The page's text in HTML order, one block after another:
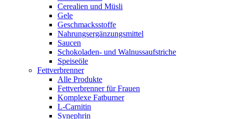
Cerealien und Müsli
Gele
Geschmacksstoffe
Nahrungsergänzungsmittel
Saucen
Schokoladen- und Walnussaufstriche
Speiseöle
Fettverbrenner
Alle Produkte
Fettverbrenner für Frauen
Komplexe Fatburner
L-Carnitin
Synephrin